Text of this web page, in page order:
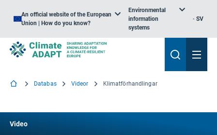
An official website of the European
Union | How do you know?
Environmental
information
systems
SV
Databas Videor Klimatförhandlingar
Video